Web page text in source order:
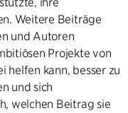
Weitere Beiträge
und Autoren
Projekte von
helfen kann, besser zu
und sich
welchen Beitrag sie